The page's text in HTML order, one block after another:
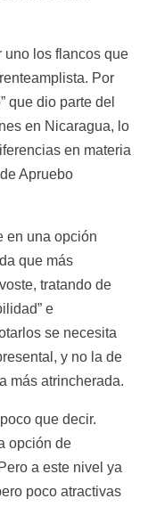
uno los flancos que
Por
que dio parte del
en Nicaragua, lo
en materia
Apruebo
en una opción
que más
tratando de
e
se necesita
y no la de
más atrincherada.
que decir.
opción de
a este nivel ya
poco atractivas